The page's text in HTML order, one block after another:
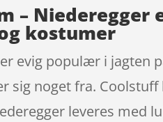
– Niederegger
kostumer
evig populær i jagten
sig noget fra.
leveres med